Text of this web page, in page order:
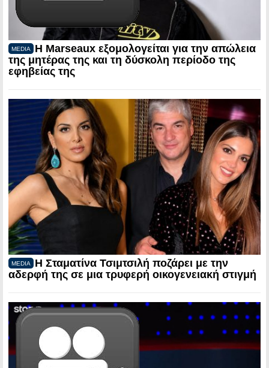
MEDIA
Η Marseaux εξομολογείται για την απώλεια
της μητέρας της και τη δύσκολη περίοδο της
εφηβείας της
MEDIA
Η Σταματίνα Τσιμτσιλή ποζάρει με την
αδερφή της σε μια τρυφερή οικογενειακή στιγμή